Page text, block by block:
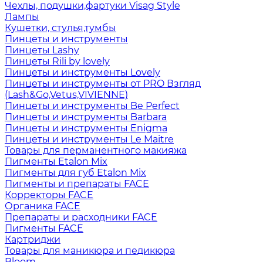
Чехлы, подушки,фартуки Visag Style
Лампы
Кушетки, стулья,тумбы
Пинцеты и инструменты
Пинцеты Lashy
Пинцеты Rili by lovely
Пинцеты и инструменты Lovely
Пинцеты и инструменты от PRO Взгляд
(Lash&Go,Vetus,VIVIENNE)
Пинцеты и инструменты Be Perfect
Пинцеты и инструменты Barbara
Пинцеты и инструменты Enigma
Пинцеты и инструменты Le Maitre
Товары для перманентного макияжа
Пигменты Etalon Mix
Пигменты для губ Etalon Mix
Пигменты и препараты FACE
Корректоры FACE
Органика FACE
Препараты и расходники FACE
Пигменты FACE
Картриджи
Товары для маникюра и педикюра